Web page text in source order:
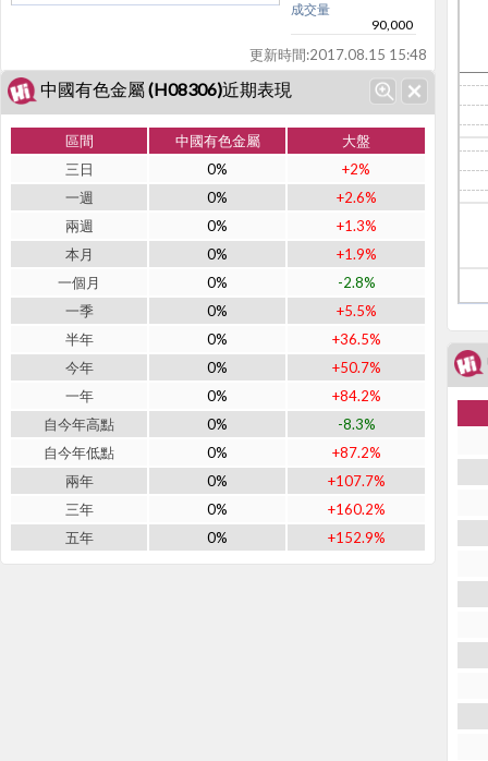
成交量
90,000
更新時間:2017.08.15 15:48
中國有色金屬 (H08306)近期表現
區間 中國有色金屬
大盤
三日
0%
+2%
一週
0%
+2.6%
兩週
0%
+1.3%
本月
0%
+1.9%
一個月
0%
-2.8%
一季
0%
+5.5%
半年
0%
+36.5%
今年
0%
+50.7%
一年
0%
+84.2%
自今年高點
0%
-8.3%
自今年低點
0%
+87.2%
兩年
0%
+107.7%
三年
0%
+160.2%
五年
0% +152.9%